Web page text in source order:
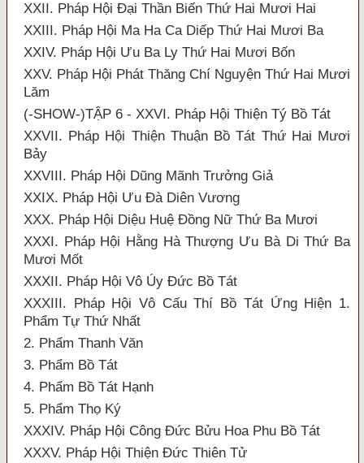
XXII. Pháp Hội Đại Thần Biến Thứ Hai Mươi Hai
XXIII. Pháp Hội Ma Ha Ca Diếp Thứ Hai Mươi Ba
XXIV. Pháp Hội Ưu Ba Ly Thứ Hai Mươi Bốn
XXV. Pháp Hội Phát Thăng Chí Nguyện Thứ Hai Mươi
Lăm
(-SHOW-)TẬP 6 - XXVI. Pháp Hội Thiện Tý Bồ Tát
XXVII. Pháp Hội Thiện Thuận Bồ Tát Thứ Hai Mươi
Bảy
XXVIII. Pháp Hội Dũng Mãnh Trưởng Giả
XXIX. Pháp Hội Ưu Đà Diên Vương
XXX. Pháp Hội Diệu Huệ Đồng Nữ Thứ Ba Mươi
XXXI. Pháp Hội Hằng Hà Thượng Ưu Bà Di Thứ Ba
Mươi Mốt
XXXII. Pháp Hội Vô Úy Đức Bồ Tát
XXXIII. Pháp Hội Vô Cấu Thí Bồ Tát Ứng Hiện 1.
Phẩm Tự Thứ Nhất
2. Phẩm Thanh Văn
3. Phẩm Bồ Tát
4. Phẩm Bồ Tát Hạnh
5. Phẩm Thọ Ký
XXXIV. Pháp Hội Công Đức Bửu Hoa Phu Bồ Tát
XXXV. Pháp Hội Thiện Đức Thiên Tử